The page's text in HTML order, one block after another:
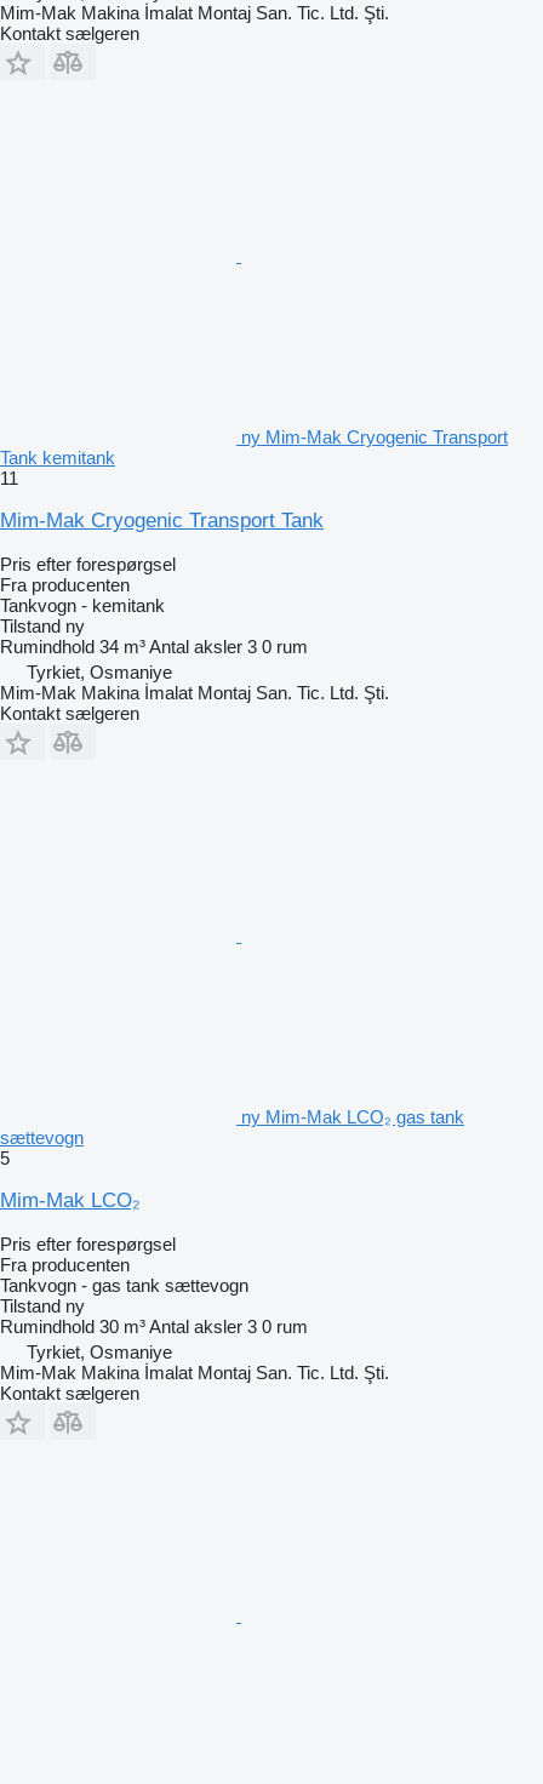
Mim-Mak Makina İmalat Montaj San. Tic. Ltd. Şti.
Kontakt sælgeren
ny Mim-Mak Cryogenic Transport
Tank kemitank
11
Mim-Mak Cryogenic Transport Tank
Pris efter forespørgsel
Fra producenten
Tankvogn - kemitank
Tilstand ny
Rumindhold 34 m³Antal aksler 3 0 rum
Tyrkiet, Osmaniye
Mim-Mak Makina İmalat Montaj San. Tic. Ltd. Şti.
Kontakt sælgeren
ny Mim-Mak LCO₂ gas tank
sættevogn
5
Mim-Mak LCO₂
Pris efter forespørgsel
Fra producenten
Tankvogn - gas tank sættevogn
Tilstand ny
Rumindhold 30 m³Antal aksler 3 0 rum
Tyrkiet, Osmaniye
Mim-Mak Makina İmalat Montaj San. Tic. Ltd. Şti.
Kontakt sælgeren